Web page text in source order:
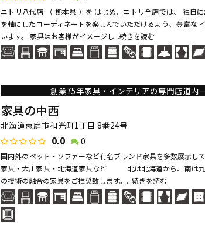
ニトリ八代店 （ 熊本県 ）を はじめ、ニトリ全店では、 独自に
を軸にしたコーディネートを楽しんでいただけるよう、豊富な
います。 家具はお客様がイメージし...続きを読む
創業75年家具・インテリアの専門店道内
家具の中西
北海道恵庭市和光町1丁目 8番24号
0.0 0
国内外のベット・ソファーなど有名ブランド家具を多数展示し
家具・大川家具・北海道家具など 北は北海道から、南は九
の技術の融合の家具をご推奨致します。...続きを読む